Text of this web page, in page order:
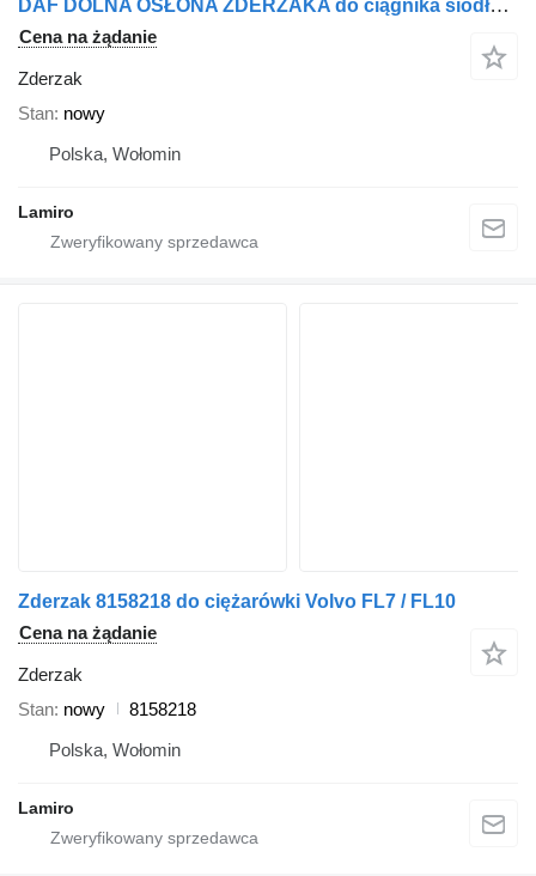
DAF DOLNA OSŁONA ZDERZAKA do ciągnika siodłowego DAF XF106 / CF (2013-)
Cena na żądanie
Zderzak
Stan nowy
Polska, Wołomin
Lamiro
Zderzak 8158218 do ciężarówki Volvo FL7 / FL10
Cena na żądanie
Zderzak
Stan nowy
8158218
Polska, Wołomin
Lamiro